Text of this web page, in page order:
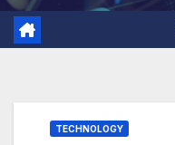
TECHNOLOGY